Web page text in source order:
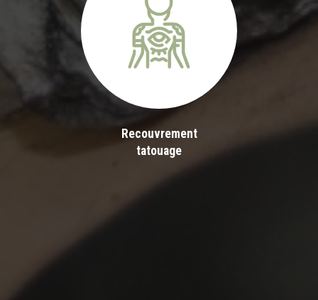
Recouvrement
tatouage